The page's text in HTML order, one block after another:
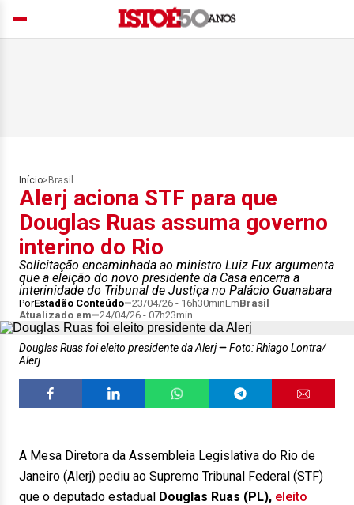
Início> Brasil
Alerj aciona STF para que
Douglas Ruas assuma governo
interino do Rio
Solicitação encaminhada ao ministro Luiz Fux argumenta
que a eleição do novo presidente da Casa encerra a
interinidade do Tribunal de Justiça no Palácio Guanabara
PorEstadão Conteúdo 23/04/26 - 16h30minEmBrasil
Atualizado em
24/04/26 - 07h23min
Douglas Ruas foi eleito presidente da Alerj
Foto: Rhiago Lontra/
Alerj
A Mesa Diretora da Assembleia Legislativa do Rio de
Janeiro (Alerj) pediu ao Supremo Tribunal Federal (STF)
que o deputado estadual Douglas Ruas (PL), eleito